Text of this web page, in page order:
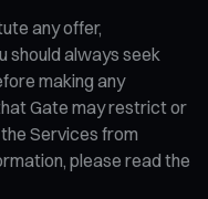
any offer,
should always seek
making any
Gate may restrict or
Services from
please read the